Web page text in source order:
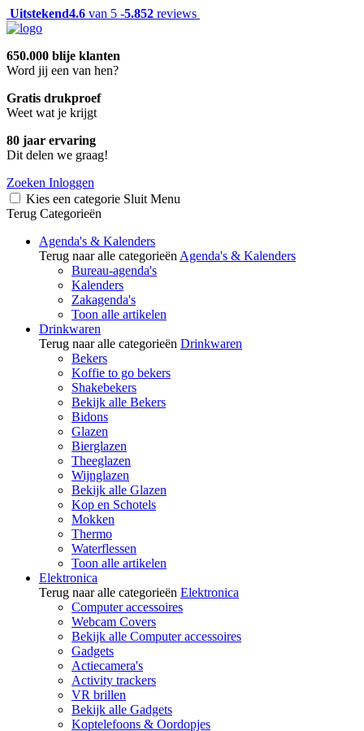
Uitstekend4.6 van 5 -5.852 reviews
650.000 blije klanten
Word jij een van hen?
Gratis drukproef
Weet wat je krijgt
80 jaar ervaring
Dit delen we graag!
Zoeken Inloggen
Kies een categorie Sluit Menu
Terug Categorieën
Agenda's & Kalenders
Terug naar alle categorieën Agenda's & Kalenders
Bureau-agenda's
Kalenders
Zakagenda's
Toon alle artikelen
Drinkwaren
Terug naar alle categorieën Drinkwaren
Bekers
Koffie to go bekers
Shakebekers
Bekijk alle Bekers
Bidons
Glazen
Bierglazen
Theeglazen
Wijnglazen
Bekijk alle Glazen
Kop en Schotels
Mokken
Thermo
Waterflessen
Toon alle artikelen
Elektronica
Terug naar alle categorieën Elektronica
Computer accessoires
Webcam Covers
Bekijk alle Computer accessoires
Gadgets
Actiecamera's
Activity trackers
VR brillen
Bekijk alle Gadgets
Koptelefoons & Oordopjes